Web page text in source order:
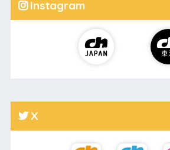
Instagram
X